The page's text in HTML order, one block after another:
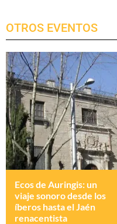
OTROS EVENTOS
Ecos de Auringis: un
viaje sonoro desde los
íberos hasta el Jaén
renacentista